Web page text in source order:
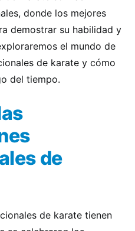
donde los mejores
demostrar su habilidad y
el mundo de
de karate y cómo
del tiempo.
de
de karate tienen